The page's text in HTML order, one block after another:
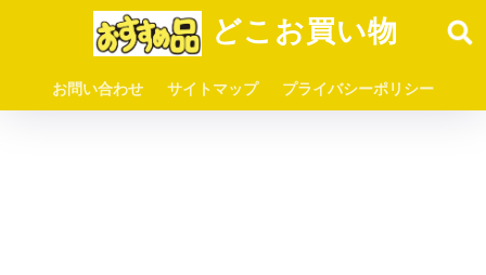
どこお買い物
お問い合わせ サイトマップ プライバシーポリシー